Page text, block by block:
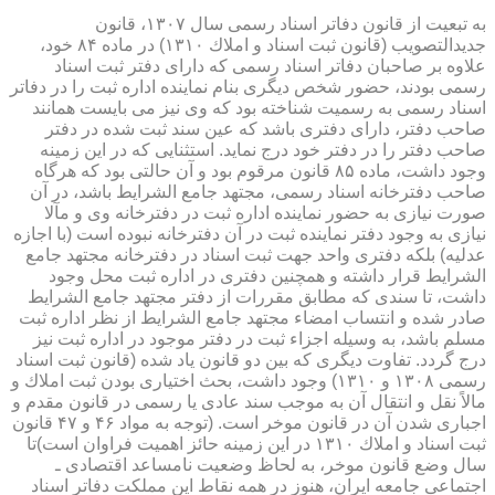
به تبعیت از قانون دفاتر اسناد رسمی سال ۱۳۰۷، قانون
جدیدالتصویب (قانون ثبت اسناد و املاك ۱۳۱۰) در ماده ۸۴ خود،
علاوه بر صاحبان دفاتر اسناد رسمی كه دارای دفتر ثبت اسناد
رسمی بودند، حضور شخص دیگری بنام نماینده اداره ثبت را در دفاتر
اسناد رسمی به رسمیت شناخته بود كه وی نیز می بایست همانند
صاحب دفتر، دارای دفتری باشد كه عین سند ثبت شده در دفتر
صاحب دفتر را در دفتر خود درج نماید. استثنایی كه در این زمینه
وجود داشت، ماده ۸۵ قانون مرقوم بود و آن حالتی بود كه هرگاه
صاحب دفترخانه اسناد رسمی، مجتهد جامع الشرایط باشد، در آن
صورت نیازی به حضور نماینده اداره ثبت در دفترخانه وی و مآلا
نیازی به وجود دفتر نماینده ثبت در آن دفترخانه نبوده است (با اجازه
عدلیه) بلكه دفتری واحد جهت ثبت اسناد در دفترخانه مجتهد جامع
الشرایط قرار داشته و همچنین دفتری در اداره ثبت محل وجود
داشت، تا سندی كه مطابق مقررات از دفتر مجتهد جامع الشرایط
صادر شده و انتساب امضاء مجتهد جامع الشرایط از نظر اداره ثبت
مسلم باشد، به وسیله اجزاء ثبت در دفتر موجود در اداره ثبت نیز
درج گردد. تفاوت دیگری كه بین دو قانون یاد شده (قانون ثبت اسناد
رسمی ۱۳۰۸ و ۱۳۱۰) وجود داشت، بحث اختیاری بودن ثبت املاك و
مالاً نقل و انتقال آن به موجب سند عادی یا رسمی در قانون مقدم و
اجباری شدن آن در قانون موخر است. (توجه به مواد ۴۶ و ۴۷ قانون
ثبت اسناد و املاك ۱۳۱۰ در این زمینه حائز اهمیت فراوان است)تا
سال وضع قانون موخر، به لحاظ وضعیت نامساعد اقتصادی ـ
اجتماعی جامعه ایران، هنوز در همه نقاط این مملكت دفاتر اسناد